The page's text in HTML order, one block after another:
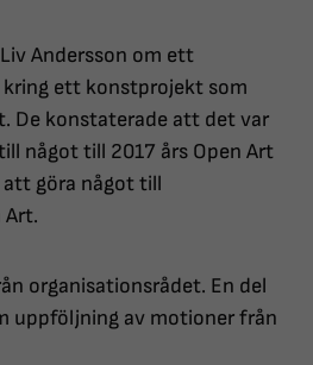
Andersson om ett
ett konstprojekt som
De konstaterade att det var
något till 2017 års Open Art
göra något till
Art.
organisationsrådet. En del
uppföljning av motioner från